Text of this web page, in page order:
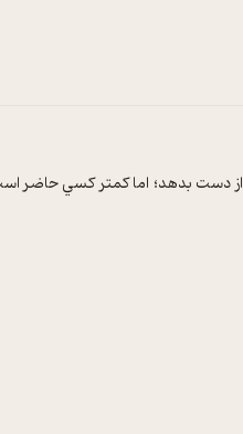
بدهد؛ اما کمتر کسي حاضر است